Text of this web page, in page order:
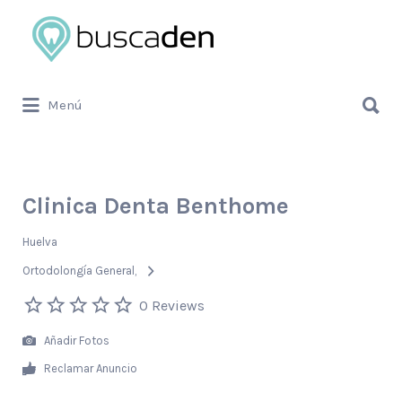
Buscar
por:
Menú
por:
Clinica Denta Benthome
Huelva
Ortodolongía General
0 Reviews
Añadir Fotos
Reclamar Anuncio